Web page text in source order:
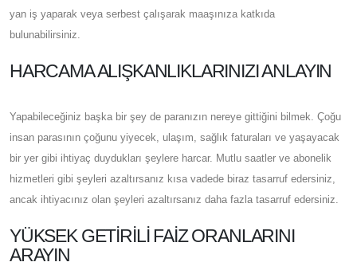
yan iş yaparak veya serbest çalışarak maaşınıza katkıda
bulunabilirsiniz.
HARCAMA ALIŞKANLIKLARINIZI ANLAYIN
Yapabileceğiniz başka bir şey de paranızın nereye gittiğini bilmek. Çoğu
insan parasının çoğunu yiyecek, ulaşım, sağlık faturaları ve yaşayacak
bir yer gibi ihtiyaç duydukları şeylere harcar. Mutlu saatler ve abonelik
hizmetleri gibi şeyleri azaltırsanız kısa vadede biraz tasarruf edersiniz,
ancak ihtiyacınız olan şeyleri azaltırsanız daha fazla tasarruf edersiniz.
YÜKSEK GETIRILI FAIZ ORANLARINI
ARAYIN